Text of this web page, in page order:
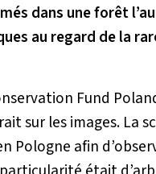
dans une forêt
au regard de la
Fund
sur les images. La
Pologne afin